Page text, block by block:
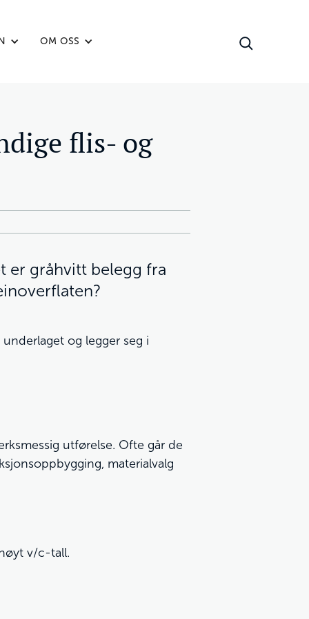
OM OSS
flis- og
er gråhvitt belegg fra
og legger seg i
utførelse. Ofte går de
materialvalg
v/c-tall.